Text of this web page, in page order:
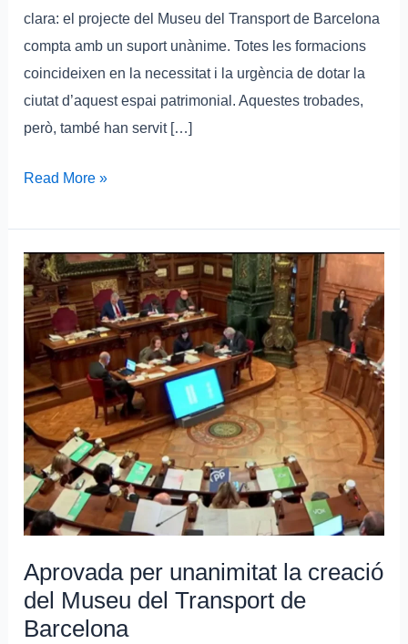
clara: el projecte del Museu del Transport de Barcelona
compta amb un suport unànime. Totes les formacions
coincideixen en la necessitat i la urgència de dotar la
ciutat d’aquest espai patrimonial. Aquestes trobades,
però, també han servit […]
Read More »
Aprovada per unanimitat la creació
del Museu del Transport de
Barcelona
Aprovada
per
unanimitat
creació
del
Museu
del
Transport
de
Barcelona